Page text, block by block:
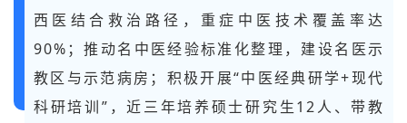
西医结合救治路径，重症中医技术覆盖率达
90%；推动名中医经验标准化整理，建设名医示
教区与示范病房；积极开展“中医经典研学+现代
科研培训”，近三年培养硕士研究生12人、带教